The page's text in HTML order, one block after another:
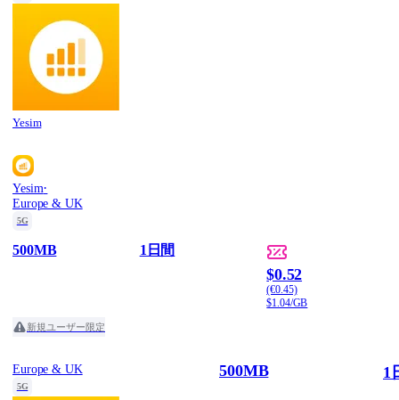
Yesim
Yesim·
Europe & UK
5G
500MB 1日間
$0.52
(€0.45)
$1.04/GB
新規ユーザー限定
Europe & UK
5G
500MB 1